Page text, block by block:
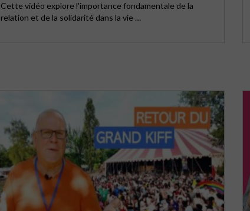
Cette vidéo explore l'importance fondamentale de la
relation et de la solidarité dans la vie …